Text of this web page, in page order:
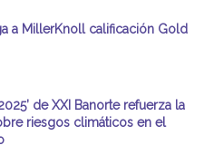
a MillerKnoll calificación Gold
de XXI Banorte refuerza la
riesgos climáticos en el